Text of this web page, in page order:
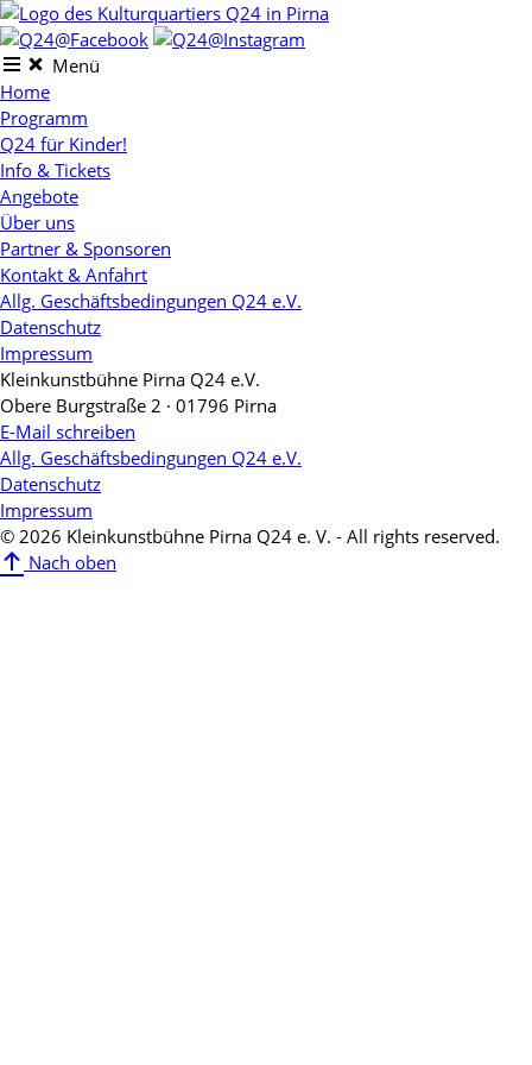
Skip
to
contentMenü
Home
Programm
Q24 für Kinder!
Info & Tickets
Angebote
Über uns
Partner & Sponsoren
Kontakt & Anfahrt
Allg. Geschäftsbedingungen Q24 e.V.
Datenschutz
Impressum
Kleinkunstbühne Pirna Q24 e.V.
Obere Burgstraße 2 · 01796 Pirna
E-Mail schreiben
Allg. Geschäftsbedingungen Q24 e.V.
Datenschutz
Impressum
© 2026 Kleinkunstbühne Pirna Q24 e. V. - All rights reserved.
Nach oben